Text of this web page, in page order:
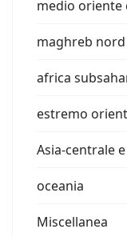
medio oriente
maghreb
africa
estremo
Asia-centrale
oceania
Miscellanea